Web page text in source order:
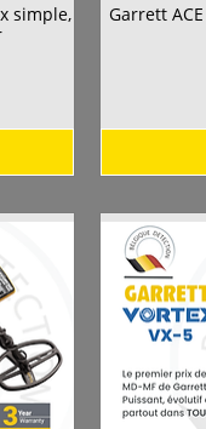
simple,
Garrett